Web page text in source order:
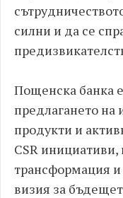
силни и да се
Пощенска банка
предлагането на
продукти и
CSR инициативи,
трансформация
визия за